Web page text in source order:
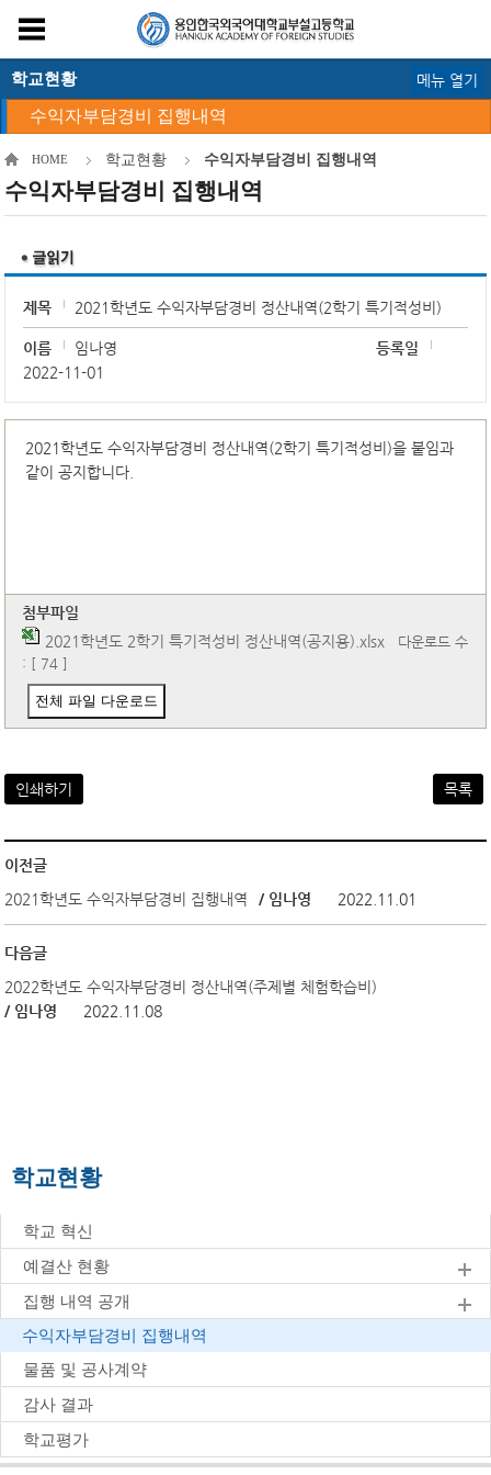
학교현황
수익자부담경비 집행내역
메뉴 열기
HOME 학교현황 수익자부담경비 집행내역
수익자부담경비 집행내역
제목 2021학년도 수익자부담경비 정산내역(2학기 특기적성비)
이름 임나영
등록일
2022-11-01
2021학년도 수익자부담경비 정산내역(2학기 특기적성비)을 붙임과
같이 공지합니다.
첨부파일
2021학년도 2학기 특기적성비 정산내역(공지용).xlsx 다운로드 수
: [ 74 ]
전체 파일 다운로드
인쇄하기 목록
이전글
2021학년도 수익자부담경비 집행내역
/ 임나영 2022.11.01
다음글
2022학년도 수익자부담경비 정산내역(주제별 체험학습비)
/ 임나영
2022.11.08
학교현황
학교 혁신
예결산 현황
집행 내역 공개
수익자부담경비 집행내역
물품 및 공사계약
감사 결과
학교평가